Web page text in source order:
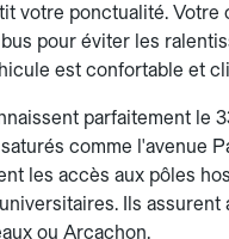
votre ponctualité. Votre
pour éviter les
est confortable et
parfaitement le
comme l'avenue
les accès aux pôles
Ils assurent
ou Arcachon.